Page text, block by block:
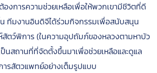
องการความช่วยเหลือเพื่อให้พวกเขามีชีวิตที่ดี
ทีมงานอินดิจีได้ร่วมกิจกรรมเพื่อสนับสนุน
สัตว์พิการ (ในความอุปถัมภ์ของหลวงตามหาบัว
สถานที่ที่จัดตั้งขึ้นมาเพื่อช่วยเหลือและดูแล
รสัตวแพทย์อย่างเต็มรูปแบบ